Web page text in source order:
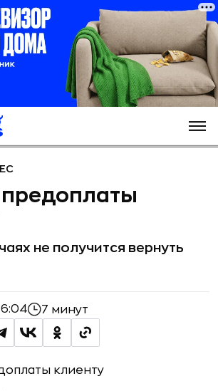
предоплаты
не получится вернуть
7 минут